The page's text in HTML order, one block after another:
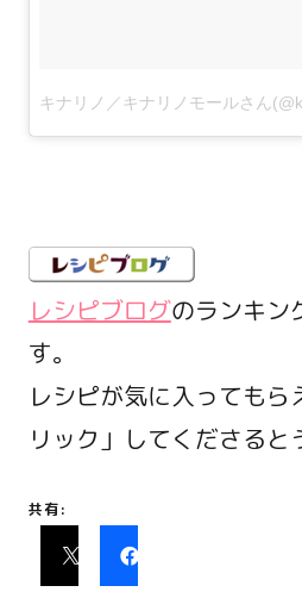
レシピブログのランキン
す。
レシピが気に入ってもら
リック」してくださると
共有: